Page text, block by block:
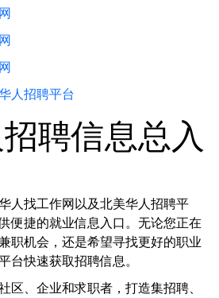
人招聘平台
聘信息总入
人找工作网以及北美华人招聘平
便捷的就业信息入口。无论您正在
职机会，还是希望寻找更好的职业
台快速获取招聘信息。
区、企业和求职者，打造集招聘、